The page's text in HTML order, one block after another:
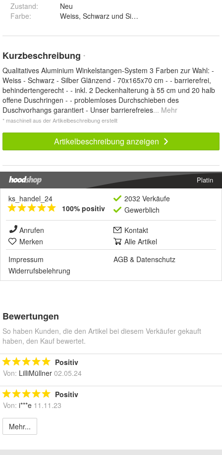
Zustand:
Neu
Farbe: Weiss, Schwarz und Silber glänzend
Kurzbeschreibung *
Qualitatives Aluminium Winkelstangen-System 3 Farben zur Wahl: -
Weiss - Schwarz - Silber Glänzend - 70x165x70 cm - - barrierefrei,
behindertengerecht - - inkl. 2 Deckenhalterung à 55 cm und 20 halb
offene Duschringen - - problemloses Durchschieben des
Duschvorhangs garantiert - Unser barrierefreies... Mehr
* maschinell aus der Artikelbeschreibung erstellt
Artikelbeschreibung anzeigen
Platin
ks_handel_24
100% positiv
2032 Verkäufe
Gewerblich
Anrufen
Kontakt
Merken
Alle Artikel
Impressum
AGB & Datenschutz
Widerrufsbelehrung
Bewertungen
So haben Kunden, die den Artikel bei diesem Verkäufer gekauft
haben, den Kauf bewertet.
Positiv
Von: LilliMüllner 02.05.24
Positiv
Von: i***e 11.11.23
Mehr...